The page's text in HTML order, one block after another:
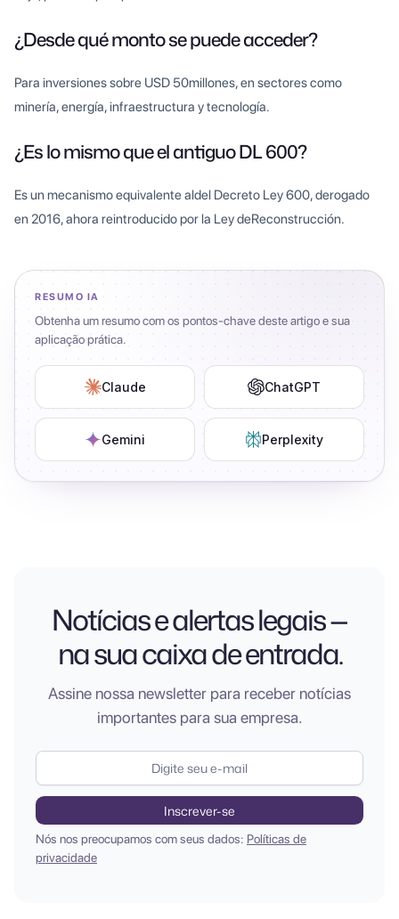
¿Desde qué monto se puede acceder?
Para inversiones sobre USD 50millones, en sectores como
minería, energía, infraestructura y tecnología.
¿Es lo mismo que el antiguo DL 600?
Es un mecanismo equivalente aldel Decreto Ley 600, derogado
en 2016, ahora reintroducido por la Ley deReconstrucción.
RESUMO IA
Obtenha um resumo com os pontos-chave deste artigo e sua
aplicação prática.
Claude ChatGPT
Gemini Perplexity
Notícias e alertas legais —
na sua caixa de entrada.
Assine nossa newsletter para receber notícias
importantes para sua empresa.
Nós nos preocupamos com seus dados: Políticas de
privacidade